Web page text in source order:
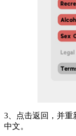
3、点击返回，并
中文。